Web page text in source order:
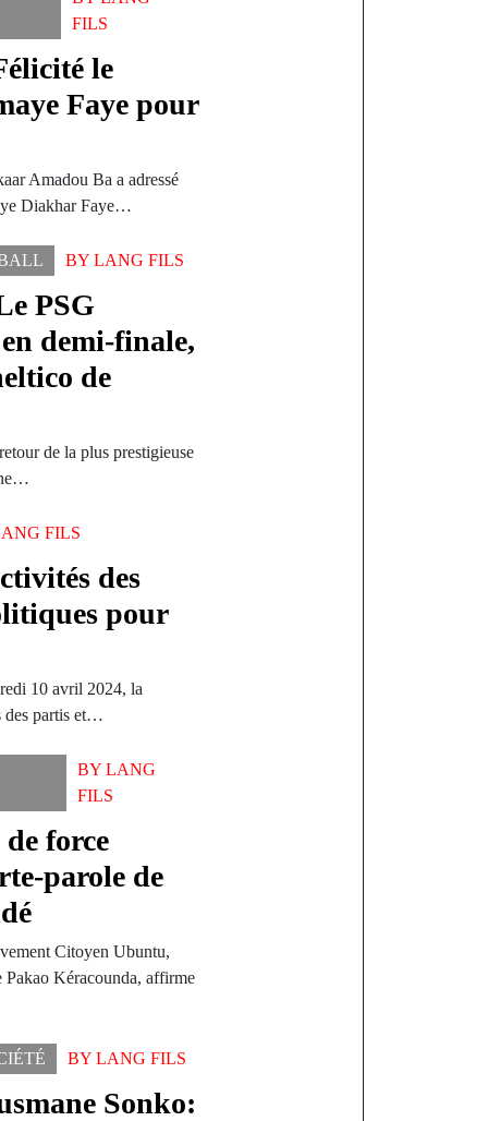
FILS
le
Faye pour
Amadou Ba a adressé
Diakhar Faye…
BYLANG FILS
PSG
demi-finale,
de
de la plus prestigieuse
FILS
des
pour
10 avril 2024, la
des partis et…
BY LANG
FILS
force
parole de
Citoyen Ubuntu,
Kéracounda, affirme
BYLANG FILS
Sonko: